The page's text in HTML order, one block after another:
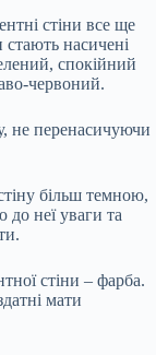
стіни все ще
насичені
спокійний
червоний.
не перенасичуючи
більш темною,
неї уваги та
стіни – фарба.
мати